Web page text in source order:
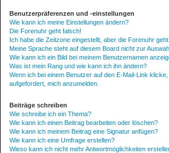
Benutzerpräferenzen und -einstellungen
Wie kann ich meine Einstellungen ändern?
Die Forenuhr geht falsch!
Ich habe die Zeitzone eingestellt, aber die Forenuhr
Meine Sprache steht auf diesem Board nicht zur
Wie kann ich ein Bild bei meinem Benutzernamen
Was ist mein Rang und wie kann ich ihn ändern?
Wenn ich bei einem Benutzer auf den E-Mail-Link
aufgefordert, mich anzumelden.
Beiträge schreiben
Wie schreibe ich ein Thema?
Wie kann ich einen Beitrag bearbeiten oder löschen?
Wie kann ich meinem Beitrag eine Signatur anfügen?
Wie kann ich eine Umfrage erstellen?
Wieso kann ich nicht mehr Antwortmöglichkeiten